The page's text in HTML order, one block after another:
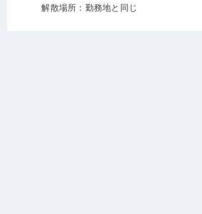
解散場所：勤務地と同じ